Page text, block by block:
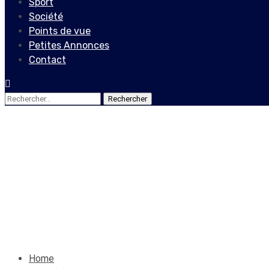
Société
Points de vue
Petites Annonces
Contact
Rechercher :
Home